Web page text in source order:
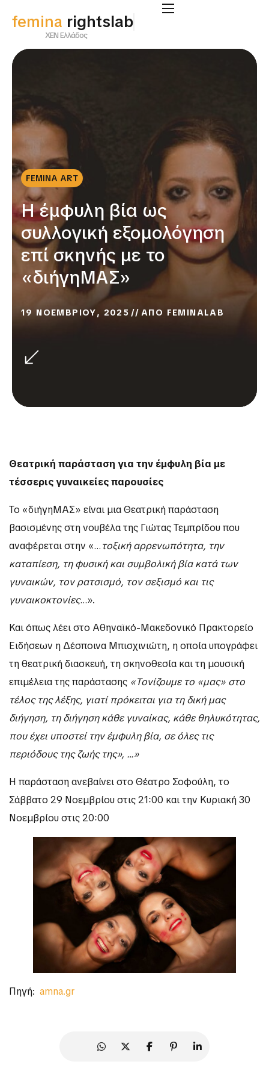
femina rightslab
ΧΕΝ Ελλάδος
FEMINA ART
Η έμφυλη βία ως
συλλογική εξομολόγηση
επί σκηνής με το
«διήγηΜΑΣ»
19 ΝΟΕΜΒΡΙΟΥ, 2025 ΑΠΟ FEMINALAB
Θεατρική παράσταση για την έμφυλη βία με
τέσσερις γυναικείες παρουσίες
Το «διήγηΜΑΣ» είναι μια Θεατρική παράσταση
βασισμένης στη νουβέλα της Γιώτας Τεμπρίδου που
αναφέρεται στην «…τοξική αρρενωπότητα, την
καταπίεση, τη φυσική και συμβολική βία κατά των
γυναικών, τον ρατσισμό, τον σεξισμό και τις
γυναικοκτονίες…».
Και όπως λέει στο Αθηναϊκό-Μακεδονικό Πρακτορείο
Ειδήσεων η Δέσποινα Μπισχινιώτη, η οποία υπογράφει
τη θεατρική διασκευή, τη σκηνοθεσία και τη μουσική
επιμέλεια της παράστασης «Τονίζουμε το «μας» στο
τέλος της λέξης, γιατί πρόκειται για τη δική μας
διήγηση, τη διήγηση κάθε γυναίκας, κάθε θηλυκότητας,
που έχει υποστεί την έμφυλη βία, σε όλες τις
περιόδους της ζωής της», …»
Η παράσταση ανεβαίνει στο Θέατρο Σοφούλη, το
Σάββατο 29 Νοεμβρίου στις 21:00 και την Κυριακή 30
Νοεμβρίου στις 20:00
Πηγή: amna.gr